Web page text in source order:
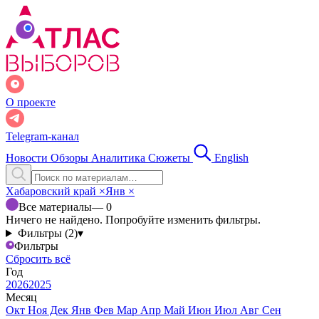
О проекте
Telegram-канал
Новости Обзоры Аналитика Сюжеты English
Хабаровский край ×Янв ×
Все материалы— 0
Ничего не найдено. Попробуйте изменить фильтры.
Фильтры (2)▾
Фильтры
Сбросить всё
Год
20262025
Месяц
Окт Ноя Дек Янв Фев Мар Апр Май Июн Июл Авг Сен